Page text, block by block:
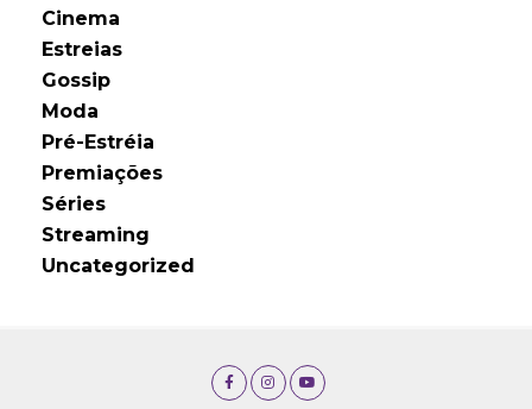
Cinema
Estreias
Gossip
Moda
Pré-Estréia
Premiações
Séries
Streaming
Uncategorized